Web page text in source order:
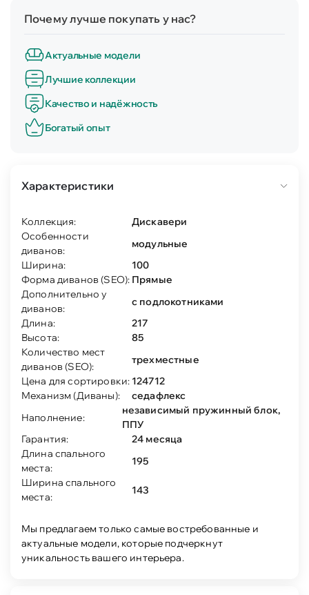
Почему лучше покупать у нас?
Актуальные модели
Лучшие коллекции
Качество и надёжность
Богатый опыт
Характеристики
Коллекция:
Дискавери
Особенности
диванов:
модульные
Ширина:
100
Форма диванов (SEO): Прямые
Дополнительно у
диванов:
с подлокотниками
Длина:
217
Высота:
85
Количество мест
диванов (SEO):
трехместные
Цена для сортировки: 124712
Механизм (Диваны):
седафлекс
Наполнение:
независимый пружинный блок,
ППУ
Гарантия:
24 месяца
Длина спального
места:
195
Ширина спального
места:
143
Мы предлагаем только самые востребованные и
актуальные модели, которые подчеркнут
уникальность вашего интерьера.